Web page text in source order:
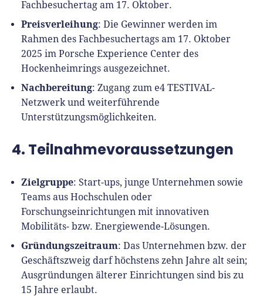
Fachbesuchertag am 17. Oktober.
Preisverleihung: Die Gewinner werden im
Rahmen des Fachbesuchertags am 17. Oktober
2025 im Porsche Experience Center des
Hockenheimrings ausgezeichnet.
Nachbereitung: Zugang zum e4 TESTIVAL-
Netzwerk und weiterführende
Unterstützungsmöglichkeiten.
4. Teilnahmevoraussetzungen
Zielgruppe: Start-ups, junge Unternehmen sowie
Teams aus Hochschulen oder
Forschungseinrichtungen mit innovativen
Mobilitäts- bzw. Energiewende-Lösungen.
Gründungszeitraum: Das Unternehmen bzw. der
Geschäftszweig darf höchstens zehn Jahre alt sein;
Ausgründungen älterer Einrichtungen sind bis zu
15 Jahre erlaubt.